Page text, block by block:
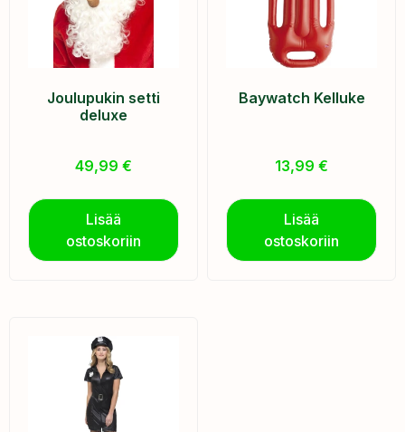
Joulupukin setti
deluxe
49,99 €
Lisää
ostoskoriin
Baywatch Kelluke
13,99 €
Lisää
ostoskoriin